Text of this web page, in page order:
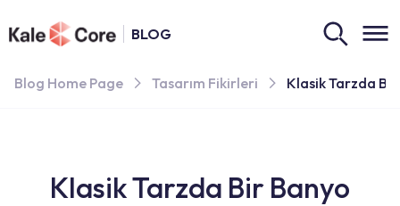
BLOG
Blog Home Page Tasarım Fikirleri Klasik Tarzda Bir
Klasik Tarzda Bir Banyo